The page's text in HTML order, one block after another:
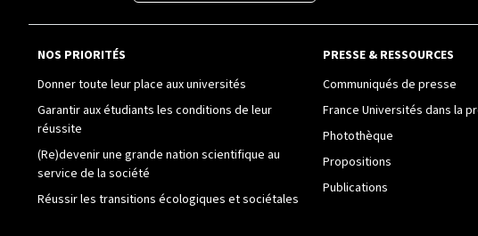
NOS PRIORITÉS
Donner toute leur place aux universités
Garantir aux étudiants les conditions de leur
réussite
(Re)devenir une grande nation scientifique au
service de la société
Réussir les transitions écologiques et sociétales
PRESSE & RESSOURCES
Communiqués de presse
France Universités dans la
Photothèque
Propositions
Publications